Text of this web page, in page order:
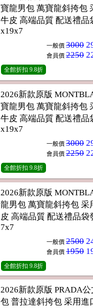
寶龍男包 萬寶龍斜挎包
牛皮 高端品質 配送禮品
x19x7
一般價 3000
會員價 2250
全館折扣 9.8折
2026新款原版
寶龍男包 萬寶龍斜挎包
牛皮 高端品質 配送禮品
x19x7
一般價 3000
會員價 2250
全館折扣 9.8折
2026新款原版
龍男包 萬寶龍斜挎包 采
皮 高端品質 配送禮品袋
7x7
一般價 2500
會員價 1950
全館折扣 9.8折
2026新款原版 PRADA
包 普拉達斜挎包 采用進